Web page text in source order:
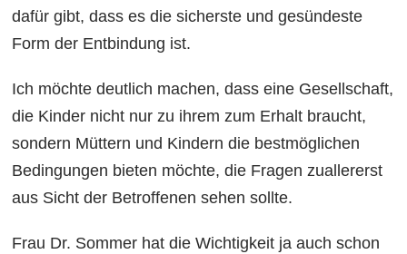
dafür gibt, dass es die sicherste und gesündeste
Form der Entbindung ist.
Ich möchte deutlich machen, dass eine Gesellschaft,
die Kinder nicht nur zu ihrem zum Erhalt braucht,
sondern Müttern und Kindern die bestmöglichen
Bedingungen bieten möchte, die Fragen zuallererst
aus Sicht der Betroffenen sehen sollte.
Frau Dr. Sommer hat die Wichtigkeit ja auch schon